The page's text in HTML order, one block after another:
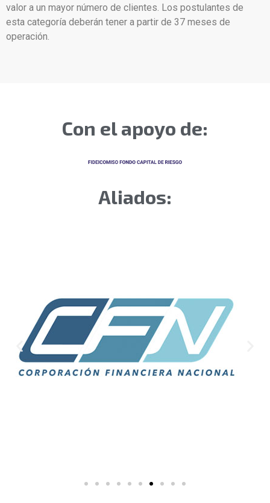
valor a un mayor número de clientes. Los postulantes de
esta categoría deberán tener a partir de 37 meses de
operación.
Con el apoyo de:
Aliados: